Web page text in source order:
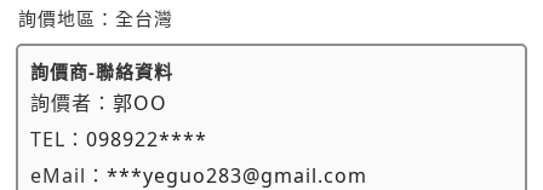
詢價地區： 全台灣
詢價商-聯絡資料
詢價者： 郭OO
TEL： 098922****
eMail： ***yeguo283@gmail.com